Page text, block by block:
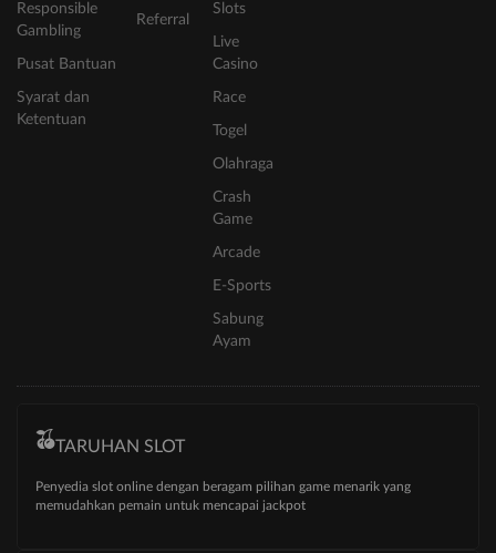
Responsible
Gambling
Pusat Bantuan
Syarat dan
Ketentuan
Referral
Slots
Live
Casino
Race
Togel
Olahraga
Crash
Game
Arcade
E-Sports
Sabung
Ayam
TARUHAN SLOT
Penyedia slot online dengan beragam pilihan game menarik yang
memudahkan pemain untuk mencapai jackpot